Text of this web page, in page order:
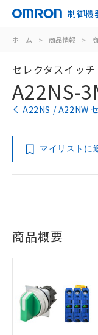
制御機
ホーム > 商品情報 >
セレクタスイッチ
A22NS-
A22NS / A22NW
マイリストに
商品概要